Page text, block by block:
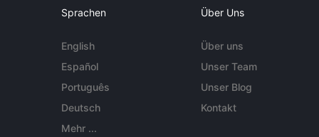
Sprachen
English
Español
Português
Deutsch
Mehr ...
Über Uns
Über uns
Unser Team
Unser Blog
Kontakt